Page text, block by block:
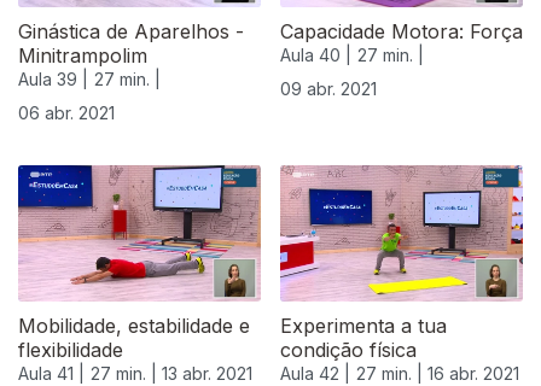
Ginástica de Aparelhos -
Minitrampolim
Aula 39 |
27 min. |
06 abr. 2021
Capacidade Motora: Força
Aula 40 |
27 min. |
09 abr. 2021
Mobilidade, estabilidade e
flexibilidade
Aula 41 | 27 min. | 13 abr. 2021
Experimenta a tua
condição física
Aula 42 | 27 min. | 16 abr. 2021